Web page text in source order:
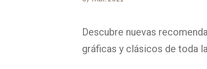
Descubre nuevas
gráficas y clásicos de toda